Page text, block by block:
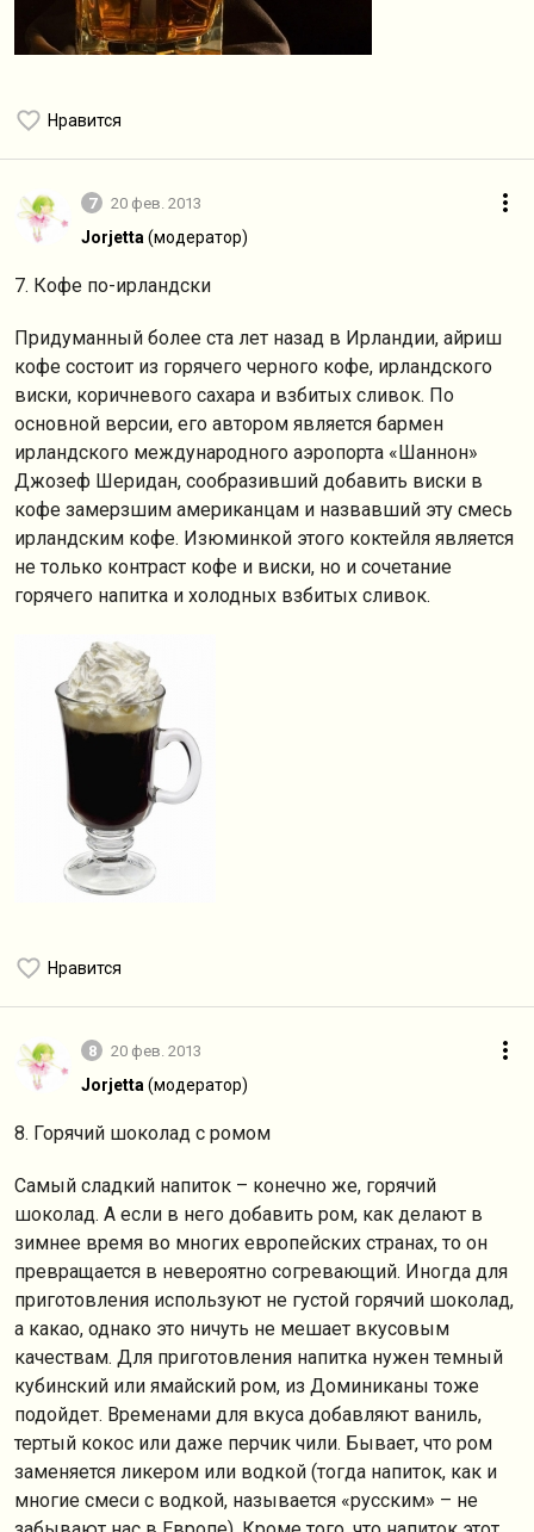
Нравится
7 20 фев. 2013
Jorjetta (модератор)
7. Кофе по-ирландски
Придуманный более ста лет назад в Ирландии, айриш
кофе состоит из горячего черного кофе, ирландского
виски, коричневого сахара и взбитых сливок. По
основной версии, его автором является бармен
ирландского международного аэропорта «Шаннон»
Джозеф Шеридан, сообразивший добавить виски в
кофе замерзшим американцам и назвавший эту смесь
ирландским кофе. Изюминкой этого коктейля является
не только контраст кофе и виски, но и сочетание
горячего напитка и холодных взбитых сливок.
Нравится
8 20 фев. 2013
Jorjetta (модератор)
8. Горячий шоколад с ромом
Самый сладкий напиток – конечно же, горячий
шоколад. А если в него добавить ром, как делают в
зимнее время во многих европейских странах, то он
превращается в невероятно согревающий. Иногда для
приготовления используют не густой горячий шоколад,
а какао, однако это ничуть не мешает вкусовым
качествам. Для приготовления напитка нужен темный
кубинский или ямайский ром, из Доминиканы тоже
подойдет. Временами для вкуса добавляют ваниль,
тертый кокос или даже перчик чили. Бывает, что ром
заменяется ликером или водкой (тогда напиток, как и
многие смеси с водкой, называется «русским» – не